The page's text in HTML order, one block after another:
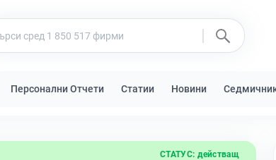
Персонални Отчети Статии Новини
СТАТУС: действащ